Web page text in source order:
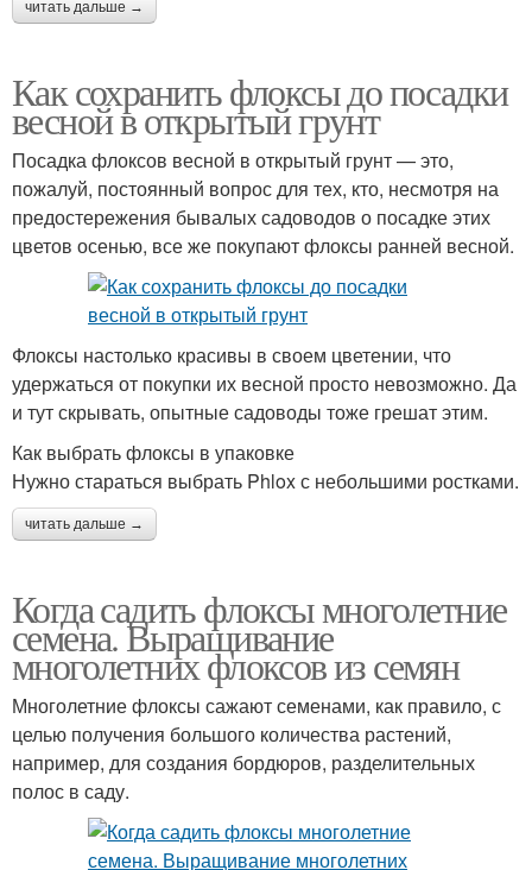
читать дальше →
Как сохранить флоксы до посадки
весной в открытый грунт
Посадка флоксов весной в открытый грунт — это,
пожалуй, постоянный вопрос для тех, кто, несмотря на
предостережения бывалых садоводов о посадке этих
цветов осенью, все же покупают флоксы ранней весной.
Флоксы настолько красивы в своем цветении, что
удержаться от покупки их весной просто невозможно. Да
и тут скрывать, опытные садоводы тоже грешат этим.
Как выбрать флоксы в упаковке
Нужно стараться выбрать Phlox с небольшими ростками.
читать дальше →
Когда садить флоксы многолетние
семена. Выращивание
многолетних флоксов из семян
Многолетние флоксы сажают семенами, как правило, с
целью получения большого количества растений,
например, для создания бордюров, разделительных
полос в саду.